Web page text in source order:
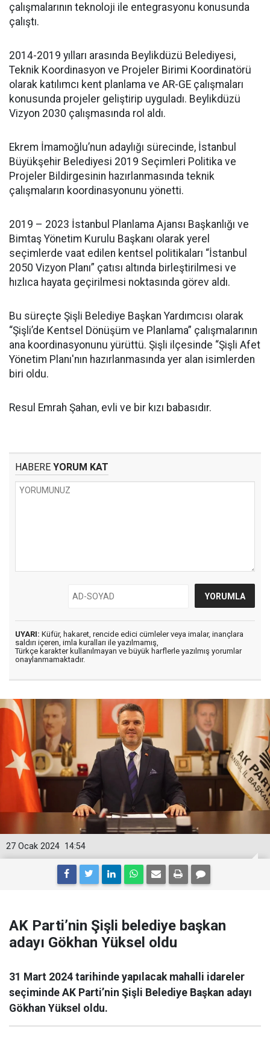
çalışmalarının teknoloji ile entegrasyonu konusunda
çalıştı.
2014-2019 yılları arasında Beylikdüzü Belediyesi,
Teknik Koordinasyon ve Projeler Birimi Koordinatörü
olarak katılımcı kent planlama ve AR-GE çalışmaları
konusunda projeler geliştirip uyguladı. Beylikdüzü
Vizyon 2030 çalışmasında rol aldı.
Ekrem İmamoğlu’nun adaylığı sürecinde, İstanbul
Büyükşehir Belediyesi 2019 Seçimleri Politika ve
Projeler Bildirgesinin hazırlanmasında teknik
çalışmaların koordinasyonunu yönetti.
2019 – 2023 İstanbul Planlama Ajansı Başkanlığı ve
Bimtaş Yönetim Kurulu Başkanı olarak yerel
seçimlerde vaat edilen kentsel politikaları “İstanbul
2050 Vizyon Planı” çatısı altında birleştirilmesi ve
hızlıca hayata geçirilmesi noktasında görev aldı.
Bu süreçte Şişli Belediye Başkan Yardımcısı olarak
“Şişli’de Kentsel Dönüşüm ve Planlama” çalışmalarının
ana koordinasyonunu yürüttü. Şişli ilçesinde “Şişli Afet
Yönetim Planı'nın hazırlanmasında yer alan isimlerden
biri oldu.
Resul Emrah Şahan, evli ve bir kızı babasıdır.
HABERE YORUM KAT
UYARI: Küfür, hakaret, rencide edici cümleler veya imalar, inançlara
saldırı içeren, imla kuralları ile yazılmamış,
Türkçe karakter kullanılmayan ve büyük harflerle yazılmış yorumlar
onaylanmamaktadır.
14:54
27 Ocak 2024
AK Parti’nin Şişli belediye başkan
adayı Gökhan Yüksel oldu
31 Mart 2024 tarihinde yapılacak mahalli idareler
seçiminde AK Parti’nin Şişli Belediye Başkan adayı
Gökhan Yüksel oldu.